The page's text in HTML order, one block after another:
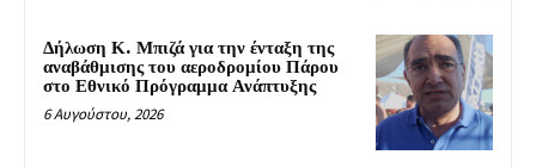
Δήλωση Κ. Μπιζά για την ένταξη της
αναβάθμισης του αεροδρομίου Πάρου
στο Εθνικό Πρόγραμμα Ανάπτυξης
6 Αυγούστου, 2026